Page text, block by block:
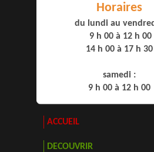
Horaires
du lundi au
9 h 00 à 12 h 00
14 h 00 à 17 h 30
samedi :
9 h 00 à 12 h 00
ACCUEIL
DECOUVRIR